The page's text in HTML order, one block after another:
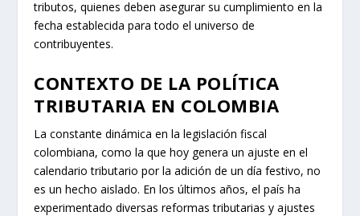
tributos, quienes deben asegurar su cumplimiento en la
fecha establecida para todo el universo de
contribuyentes.
CONTEXTO DE LA POLÍTICA
TRIBUTARIA EN COLOMBIA
La constante dinámica en la legislación fiscal
colombiana, como la que hoy genera un ajuste en el
calendario tributario por la adición de un día festivo, no
es un hecho aislado. En los últimos años, el país ha
experimentado diversas reformas tributarias y ajustes